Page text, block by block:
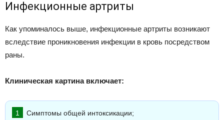
Инфекционные артриты
Как упоминалось выше, инфекционные артриты возникают
вследствие проникновения инфекции в кровь посредством
раны.
Клиническая картина включает:
Симптомы общей интоксикации;